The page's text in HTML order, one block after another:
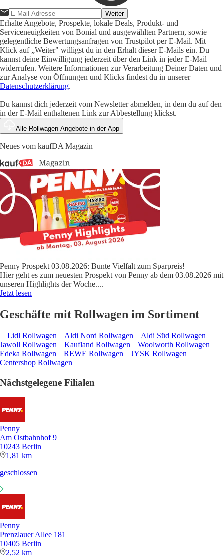
Weiter
Erhalte Angebote, Prospekte, lokale Deals, Produkt- und
Serviceneuigkeiten von Bonial und ausgewählten Partnern, sowie
gelegentliche Bewertungsanfragen von Trustpilot per E-Mail. Mit
Klick auf „Weiter" willigst du in den Erhalt dieser E-Mails ein. Du
kannst deine Einwilligung jederzeit über den Link in jeder E-Mail
widerrufen. Weitere Informationen zur Verarbeitung Deiner Daten und
zur Analyse von Öffnungen und Klicks findest du in unserer
Datenschutzerklärung.
Du kannst dich jederzeit vom Newsletter abmelden, in dem du auf den
in der E-Mail enthaltenen Link zur Abbestellung klickst.
Alle Rollwagen Angebote in der App
Neues vom kaufDA Magazin
Penny Prospekt 03.08.2026: Bunte Vielfalt zum Sparpreis!
Hier geht es zum neuesten Prospekt von Penny ab dem 03.08.2026 mit
unseren Highlights der Woche....
Jetzt lesen
Geschäfte mit Rollwagen im Sortiment
Lidl Rollwagen Aldi Nord Rollwagen
Aldi Süd Rollwagen
Jawoll Rollwagen
Kaufland Rollwagen
Woolworth Rollwagen
Edeka Rollwagen
REWE Rollwagen
JYSK Rollwagen
Centershop Rollwagen
Nächstgelegene Filialen
Penny
Am Ostbahnhof 9
10243 Berlin
1,81 km
geschlossen
Penny
Prenzlauer Allee 181
10405 Berlin
2,52 km